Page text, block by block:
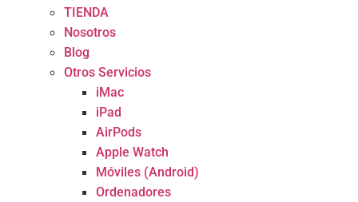
TIENDA
Nosotros
Blog
Otros Servicios
iMac
iPad
AirPods
Apple Watch
Móviles (Android)
Ordenadores